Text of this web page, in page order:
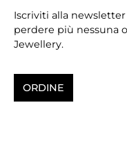
Iscriviti alla
perdere più nessuna
Jewellery.
ORDINE